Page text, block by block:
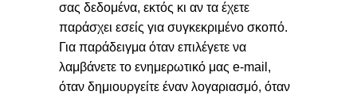
σας δεδομένα, εκτός κι αν τα έχετε
παράσχει εσείς για συγκεκριμένο σκοπό.
Για παράδειγμα όταν επιλέγετε να
λαμβάνετε το ενημερωτικό μας e-mail,
όταν δημιουργείτε έναν λογαριασμό, όταν